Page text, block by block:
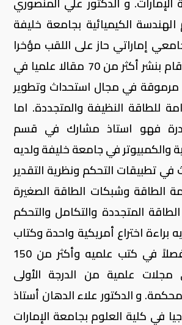
الكيميائية بجامعة خليفة
إماراتي حاز على اللقب مؤخرا
رغم حداثة سنه وقام بنشر أكثر من 70 مقالا علميا في
مرموقة في مجال استحداث وتطوير
للطاقة النظيفة والمتجددة. اما
فهو استاذ مشارك في قسم
والكمبيوتر في جامعة خليفة ولديه
في تطبيقات التحكم ونظرية التقدير
الطاقة وشبكات الطاقة الصغيرة
المتجددة والتكامل والتحكم
براءة اختراع أمريكية واحدة وكتاب
محرّر واحد و11 فصلاً في كتب علميه وأكثر من 150
مجلات علمية من الدرجة الأولى
و الدكتور علاء الدهان أستاذ
في كلية العلوم بجامعة الإمارات